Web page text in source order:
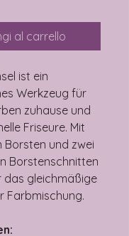
al carrello
ist ein
Werkzeug für
zuhause und
Friseure. Mit
Borsten und zwei
Borstenschnitten
das gleichmäßige
Farbmischung.